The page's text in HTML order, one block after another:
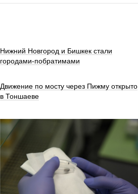
Нижний Новгород и Бишкек стали
городами-побратимами
Движение по мосту через Пижму открыто
в Тоншаеве